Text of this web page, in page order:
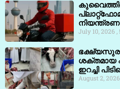
July 10, 2026
ശക്തമായ
ഇറച്ചി
August 2, 2026